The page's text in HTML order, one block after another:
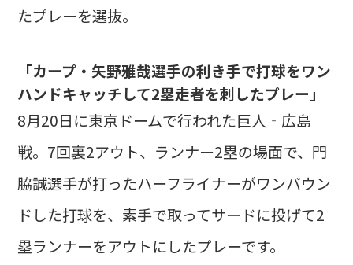
たプレーを選抜。
「カープ・矢野雅哉選手の利き手で打球をワン
ハンドキャッチして2塁走者を刺したプレー」
8月20日に東京ドームで行われた巨人‐広島
戦。7回裏2アウト、ランナー2塁の場面で、門
脇誠選手が打ったハーフライナーがワンバウン
ドした打球を、素手で取ってサードに投げて2
塁ランナーをアウトにしたプレーです。